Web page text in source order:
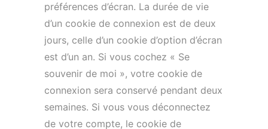
préférences d’écran. La durée de vie
d’un cookie de connexion est de deux
jours, celle d’un cookie d’option d’écran
est d’un an. Si vous cochez « Se
souvenir de moi », votre cookie de
connexion sera conservé pendant deux
semaines. Si vous vous déconnectez
de votre compte, le cookie de